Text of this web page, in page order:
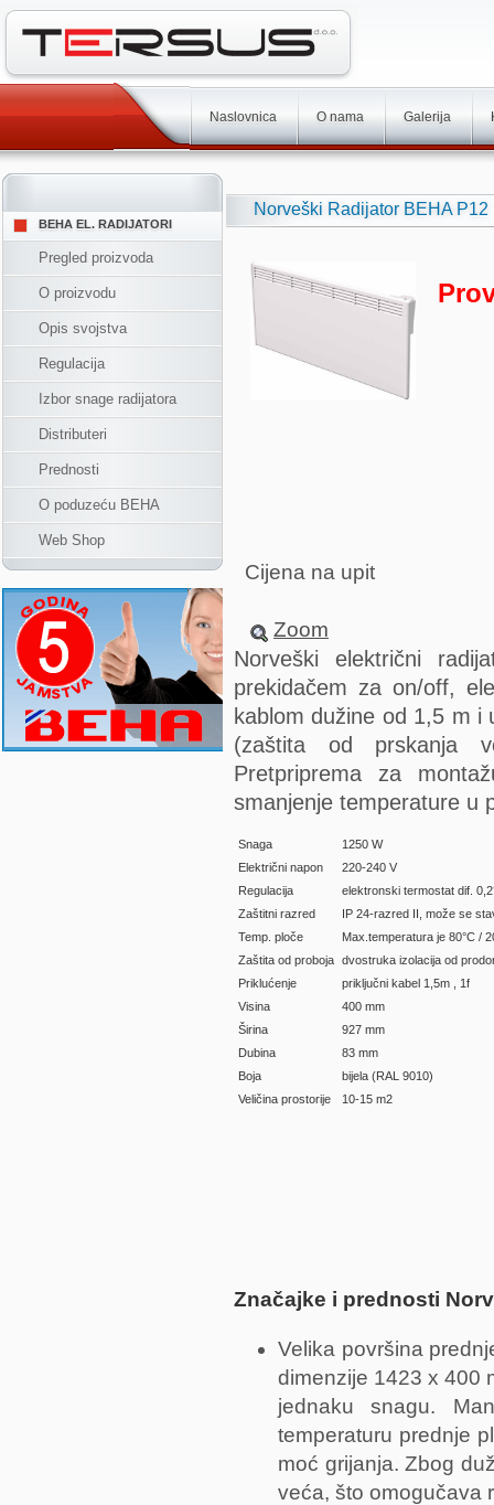
Naslovnica O nama Galerija
BEHA EL. RADIJATORI
Pregled proizvoda
O proizvodu
Opis svojstva
Regulacija
Izbor snage radijatora
Distributeri
Prednosti
O poduzeću BEHA
Web Shop
Norveški Radijator BEHA P12
Cijena na upit
Zoom
Norveški električni
prekidačem za on/off,
kablom dužine od 1,5 m
(zaštita od prskanja
Pretpriprema za
smanjenje temperature u
Snaga
1250 W
Električni napon
220-240 V
Regulacija
elektronski termostat dif.
Zaštitni razred
IP 24-razred II, može se
Temp. ploče
Max.temperatura je 80°C /
Zaštita od proboja dvostruka izolacija od
Priklućenje
priključni kabel 1,5m , 1f
Visina
400 mm
Širina
927 mm
Dubina
83 mm
Boja
bijela (RAL 9010)
Veličina prostorije
10-15 m2
Značajke i prednosti
Velika površina
dimenzije 1423 x 400
jednaku snagu.
temperaturu prednje
moć grijanja. Zbog
veća, što omogučava